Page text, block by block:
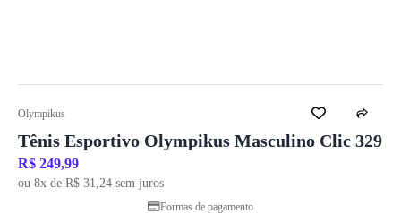
Olympikus
Tênis Esportivo Olympikus Masculino Clic 329
R$ 249,99
ou 8x de R$ 31,24 sem juros
Formas de pagamento